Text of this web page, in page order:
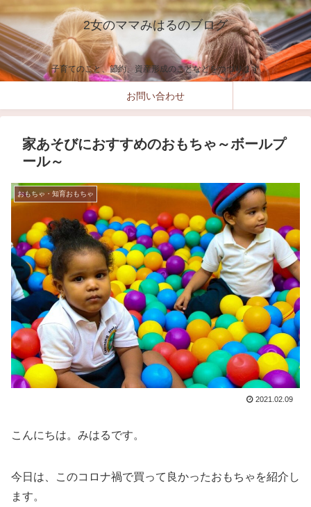
2女のママみはるのブログ
子育てのこと、節約、資産形成のことなどをつづります
お問い合わせ
家あそびにおすすめのおもちゃ～ボールプ
ール～
おもちゃ・知育おもちゃ
2021.02.09
こんにちは。みはるです。
今日は、このコロナ禍で買って良かったおもちゃを紹介し
ます。